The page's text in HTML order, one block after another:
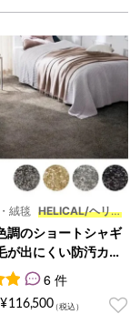
、4.78 点
絨毯 HELICAL/ヘリカ
調のショートシャギ
が出にくい防汚カー
ヘリカル』
評価に基づく5段
6 件
¥116,500